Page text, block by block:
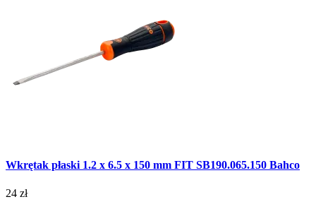
Wkrętak płaski 1.2 x 6.5 x 150 mm FIT SB190.065.150 Bahco
24 zł